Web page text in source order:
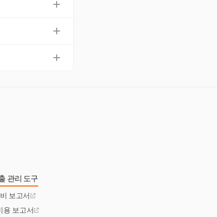
정확한 보고를
.
필수적입니다.
관리 도구
보고서
용 보고서